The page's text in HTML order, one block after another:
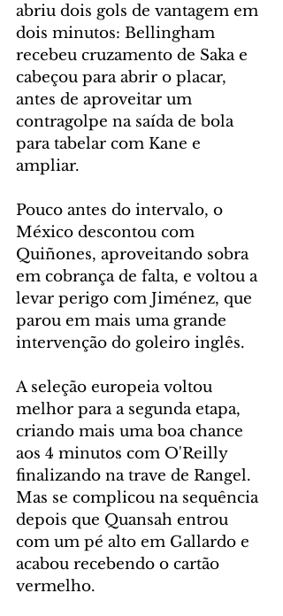
abriu dois gols de vantagem em
dois minutos: Bellingham
recebeu cruzamento de Saka e
cabeçou para abrir o placar,
antes de aproveitar um
contragolpe na saída de bola
para tabelar com Kane e
ampliar.
Pouco antes do intervalo, o
México descontou com
Quiñones, aproveitando sobra
em cobrança de falta, e voltou a
levar perigo com Jiménez, que
parou em mais uma grande
intervenção do goleiro inglês.
A seleção europeia voltou
melhor para a segunda etapa,
criando mais uma boa chance
aos 4 minutos com O'Reilly
finalizando na trave de Rangel.
Mas se complicou na sequência
depois que Quansah entrou
com um pé alto em Gallardo e
acabou recebendo o cartão
vermelho.